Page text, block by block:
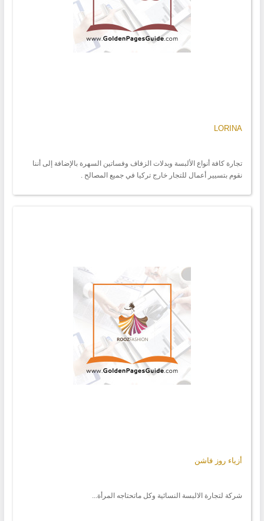
LORINA
تجارة كافة أنواع الألبسة وبدلات الزفاف وفساتين السهرة بالإضافة إلى أننا
نقوم بتسيير أعمال للتجار خارج تركيا في جميع المصالح .
أزياء روز فاشن
شركة لتجارة الالبسة النسائية وكل ماتحتاجه المرأة...